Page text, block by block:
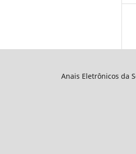
Anais Eletrônicos da